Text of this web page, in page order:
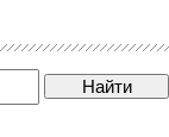
Найти